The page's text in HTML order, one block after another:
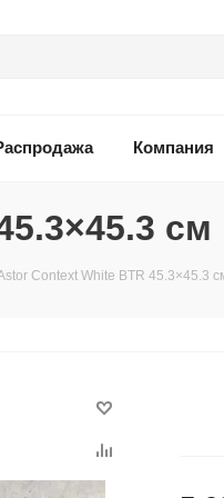
Компания
см
Context White BTR 45.3×45.3